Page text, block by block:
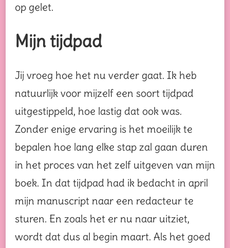
op gelet.
Mijn tijdpad
Jij vroeg hoe het nu verder gaat. Ik heb
natuurlijk voor mijzelf een soort tijdpad
uitgestippeld, hoe lastig dat ook was.
Zonder enige ervaring is het moeilijk te
bepalen hoe lang elke stap zal gaan duren
in het proces van het zelf uitgeven van mijn
boek. In dat tijdpad had ik bedacht in april
mijn manuscript naar een redacteur te
sturen. En zoals het er nu naar uitziet,
wordt dat dus al begin maart. Als het goed